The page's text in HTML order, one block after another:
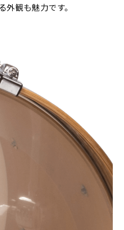
外観も魅力です。